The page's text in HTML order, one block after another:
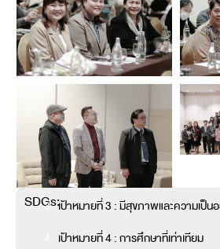
SDGs:
3 เป้าหมายที่ 3 : มีสุขภาพและความเป็น
เป้าหมายที่ 4 : การศึกษาที่เท่าเทียม